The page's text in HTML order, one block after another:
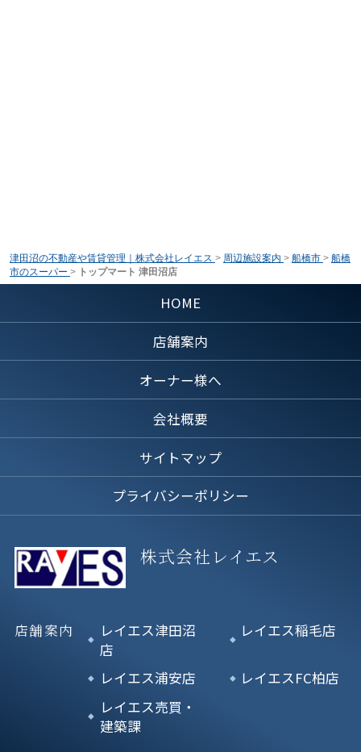
津田沼の不動産や賃貸管理｜株式会社レイエス > 周辺施設案内 > 船橋市 > 船橋
市のスーパー > トップマート 津田沼店
HOME
店舗案内
オーナー様へ
会社概要
サイトマップ
プライバシーポリシー
株式会社レイエス
店舗案内
レイエス津田沼
店
レイエス稲毛店
レイエス浦安店
レイエスFC柏店
レイエス売買・
建築課